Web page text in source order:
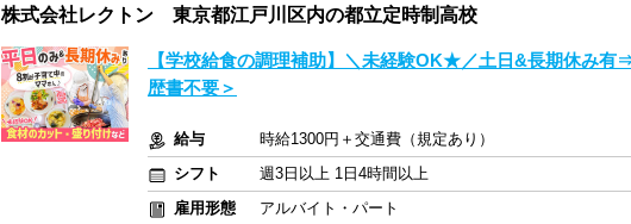
株式会社レクトン 東京都江戸川区内の都立定時制高校
【学校給食の調理補助】＼未経験OK★／土日&長期休み有
歴書不要＞
給与
時給1300円＋交通費（規定あり）
シフト
週3日以上 1日4時間以上
雇用形態
アルバイト・パート